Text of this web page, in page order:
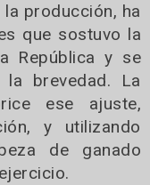
producción, ha
que sostuvo la
República y se
brevedad. La
ese ajuste,
y utilizando
de ganado